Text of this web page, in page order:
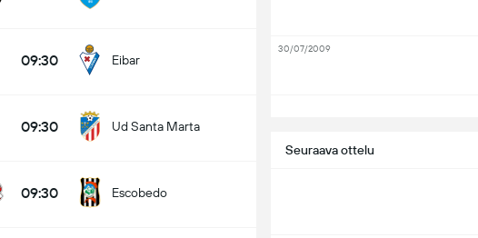
09:30 Eibar
09:30 Ud Santa Marta
09:30 Escobedo
Seuraava ottelu
30/07/2009